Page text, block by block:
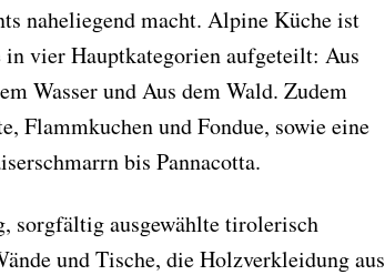
naheliegend macht. Alpine Küche ist
vier Hauptkategorien aufgeteilt: Aus
Wasser und Aus dem Wald. Zudem
Flammkuchen und Fondue, sowie eine
bis Pannacotta.
sorgfältig ausgewählte tirolerisch
und Tische, die Holzverkleidung aus